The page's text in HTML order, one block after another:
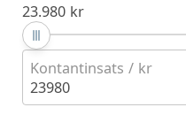
23.980 kr
Kontantinsats / kr
23980